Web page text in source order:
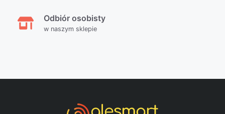
Odbiór osobisty
w naszym sklepie